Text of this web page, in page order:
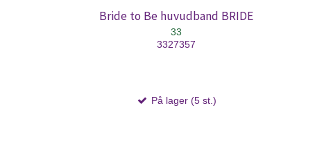
Bride to Be huvudband BRIDE
33
3327357
På lager (5 st.)